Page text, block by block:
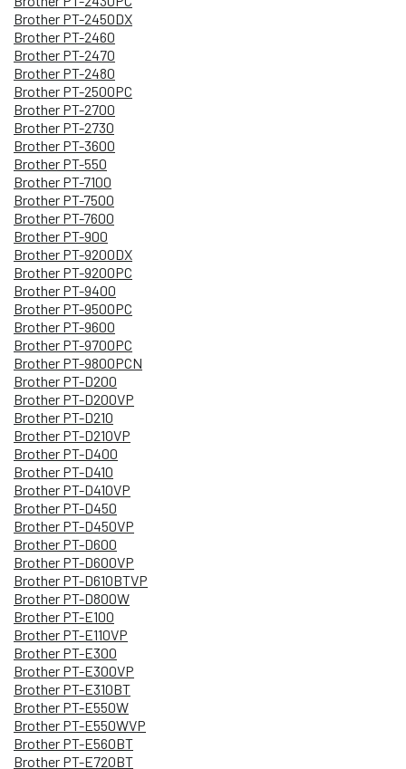
Brother PT-2450DX
Brother PT-2460
Brother PT-2470
Brother PT-2480
Brother PT-2500PC
Brother PT-2700
Brother PT-2730
Brother PT-3600
Brother PT-550
Brother PT-7100
Brother PT-7500
Brother PT-7600
Brother PT-900
Brother PT-9200DX
Brother PT-9200PC
Brother PT-9400
Brother PT-9500PC
Brother PT-9600
Brother PT-9700PC
Brother PT-9800PCN
Brother PT-D200
Brother PT-D200VP
Brother PT-D210
Brother PT-D210VP
Brother PT-D400
Brother PT-D410
Brother PT-D410VP
Brother PT-D450
Brother PT-D450VP
Brother PT-D600
Brother PT-D600VP
Brother PT-D610BTVP
Brother PT-D800W
Brother PT-E100
Brother PT-E110VP
Brother PT-E300
Brother PT-E300VP
Brother PT-E310BT
Brother PT-E550W
Brother PT-E550WVP
Brother PT-E560BT
Brother PT-E720BT